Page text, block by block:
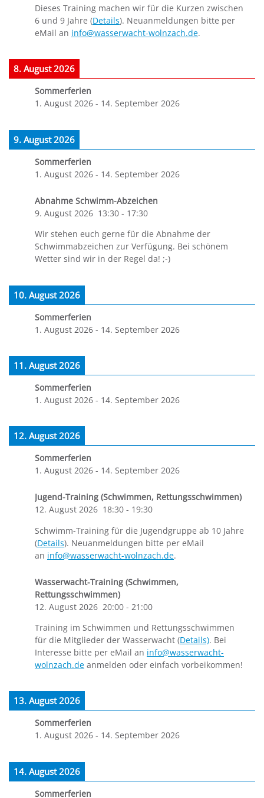
Dieses Training machen wir für die Kurzen zwischen
6 und 9 Jahre (Details). Neuanmeldungen bitte per
eMail an info@wasserwacht-wolnzach.de.
8. August 2026
Sommerferien
1. August 2026 - 14. September 2026
9. August 2026
Sommerferien
1. August 2026 - 14. September 2026
Abnahme Schwimm-Abzeichen
9. August 2026 13:30 - 17:30
Wir stehen euch gerne für die Abnahme der
Schwimmabzeichen zur Verfügung. Bei schönem
Wetter sind wir in der Regel da! ;-)
10. August 2026
Sommerferien
1. August 2026 - 14. September 2026
11. August 2026
Sommerferien
1. August 2026 - 14. September 2026
12. August 2026
Sommerferien
1. August 2026 - 14. September 2026
Jugend-Training (Schwimmen, Rettungsschwimmen)
12. August 2026 18:30 - 19:30
Schwimm-Training für die Jugendgruppe ab 10 Jahre
(Details). Neuanmeldungen bitte per eMail
an info@wasserwacht-wolnzach.de.
Wasserwacht-Training (Schwimmen,
Rettungsschwimmen)
12. August 2026 20:00 - 21:00
Training im Schwimmen und Rettungsschwimmen
für die Mitglieder der Wasserwacht (Details). Bei
Interesse bitte per eMail an info@wasserwacht-
wolnzach.de anmelden oder einfach vorbeikommen!
13. August 2026
Sommerferien
1. August 2026 - 14. September 2026
14. August 2026
Sommerferien